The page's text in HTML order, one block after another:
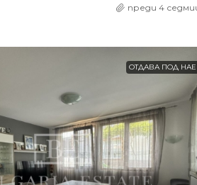
преди 4
ОТДАВА ПОД